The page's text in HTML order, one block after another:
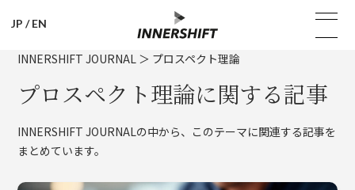
JP /EN
INNERSHIFT JOURNAL ＞ プロスペクト理論
プロスペクト理論に関する記事
INNERSHIFT JOURNALの中から、このテーマに関連する記事を
まとめています。